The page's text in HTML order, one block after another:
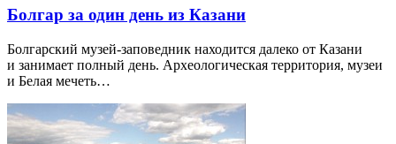
Болгар за один день из Казани
Болгарский музей-заповедник находится далеко от Казани
и занимает полный день. Археологическая территория, музеи
и Белая мечеть…